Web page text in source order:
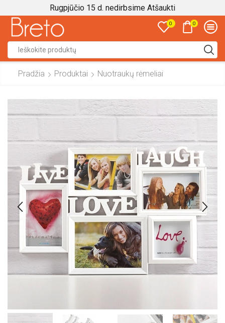
Rugpjūčio 15 d. nedirbsime Atšaukti
0 0
input
Pradžia Produktai Nuotraukų rėmeliai